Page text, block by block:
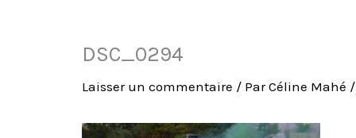
DSC_0294
Laisser un commentaire / ParCéline Mahé